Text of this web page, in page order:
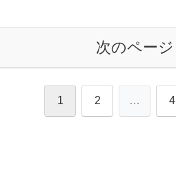
次のページ
1 2 … 4